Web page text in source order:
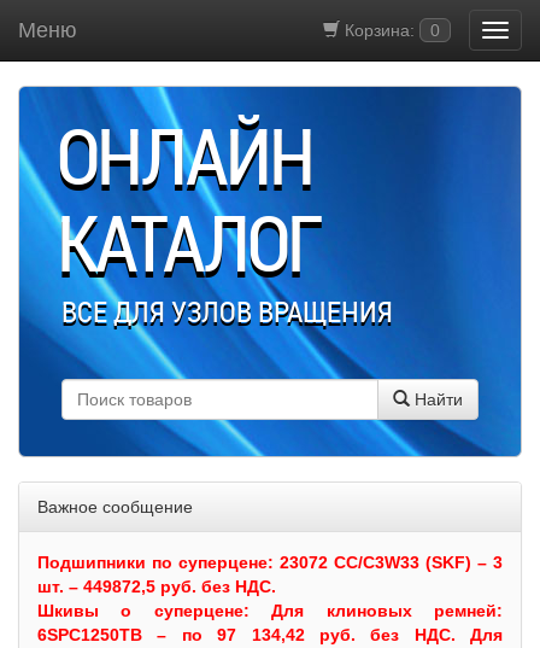
Корзина: 0
Меню
ОНЛАЙН
КАТАЛОГ
ВСЕ ДЛЯ УЗЛОВ ВРАЩЕНИЯ
Найти
Важное сообщение
Подшипники по суперцене: 23072 CC/C3W33 (SKF) – 3
шт. – 449872,5 руб. без НДС.
Шкивыо суперцене:Для клиновых ремней:
6SPC1250TB – по 97 134,42 руб. без НДС. Для